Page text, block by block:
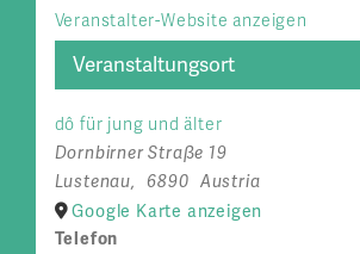
Veranstaltungsort
dô für jung und älter
Dornbirner Straße 19
Lustenau, 6890 Austria
Google Karte anzeigen
Telefon
Veranstalter-Website anzeigen